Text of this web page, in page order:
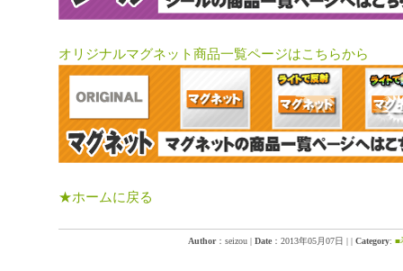
オリジナルマグネット商品一覧ページはこちらから
★ホームに戻る
Author：seizou | Date ：2013年05月07日 | | Category: ■